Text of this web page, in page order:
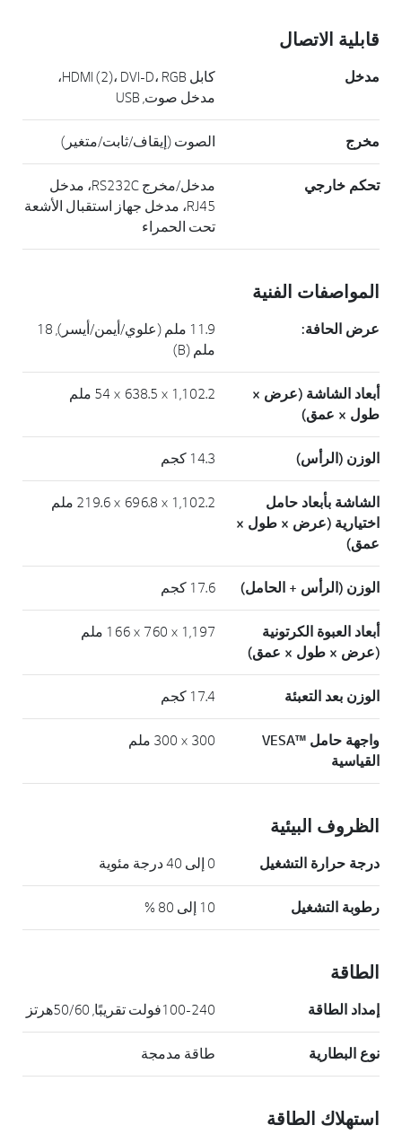
قابلية الاتصال
مدخل
كابل HDMI (2)، DVI-D، RGB،
مدخل صوت, USB
مخرج الصوت (إيقاف/ثابت/متغير)
تحكم خارجي
مدخل/مخرج RS232C، مدخل
RJ45، مدخل جهاز استقبال الأشعة
تحت الحمراء
المواصفات الفنية
عرض الحافة:
11.9 ملم (علوي/أيمن/أيسر), 18
ملم (B)
أبعاد الشاشة (عرض ×
طول × عمق)
1,102.2 × 638.5 × 54 ملم
الوزن (الرأس) 14.3 كجم
الشاشة بأبعاد حامل
اختيارية (عرض × طول ×
عمق)
1,102.2 × 696.8 × 219.6 ملم
الوزن (الرأس + الحامل) 17.6 كجم
أبعاد العبوة الكرتونية
(عرض × طول × عمق)
1,197 × 760 × 166 ملم
الوزن بعد التعبئة 17.4 كجم
واجهة حامل ™VESA
القياسية
300 × 300 ملم
الظروف البيئية
درجة حرارة التشغيل 0 إلى 40 درجة مئوية
رطوبة التشغيل 10 إلى 80 %
الطاقة
إمداد الطاقة 100-240فولت تقريبًا, 50/60هرتز
نوع البطارية طاقة مدمجة
استهلاك الطاقة